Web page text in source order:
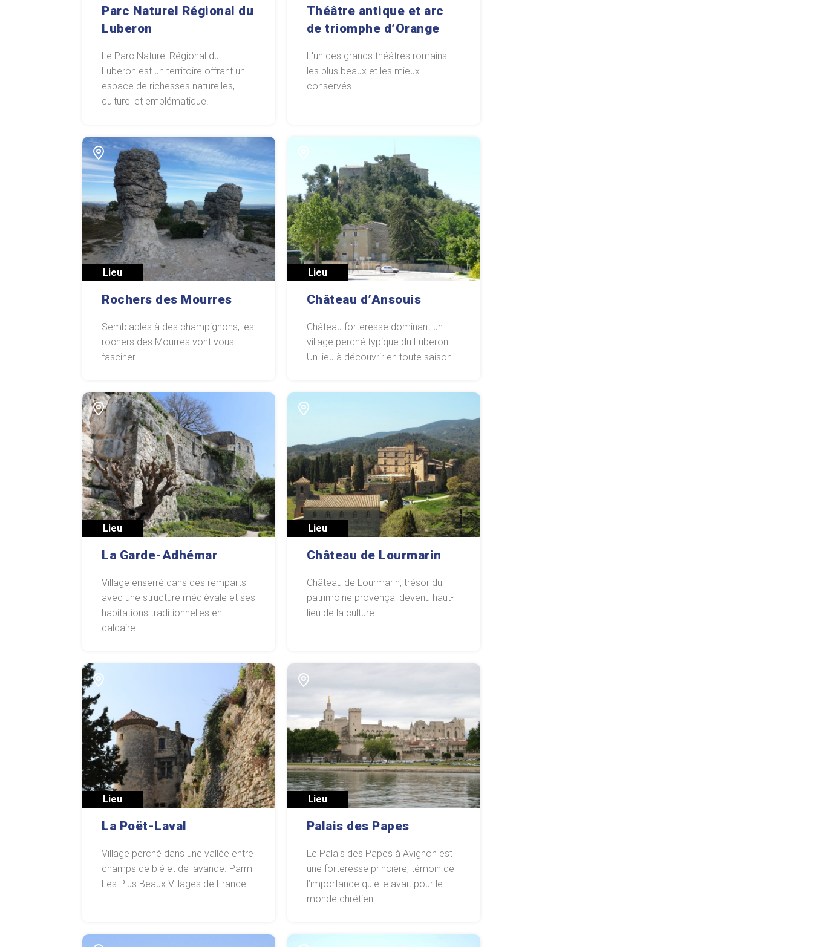
Parc Naturel Régional du
Luberon
Le Parc Naturel Régional du
Luberon est un territoire offrant un
espace de richesses naturelles,
culturel et emblématique.
Théâtre antique et arc
de triomphe d’Orange
L'un des grands théâtres romains
les plus beaux et les mieux
conservés.
Lieu
Rochers des Mourres
Semblables à des champignons, les
rochers des Mourres vont vous
fasciner.
Lieu
Château d’Ansouis
Château forteresse dominant un
village perché typique du Luberon.
Un lieu à découvrir en toute saison !
Lieu
La Garde-Adhémar
Village enserré dans des remparts
avec une structure médiévale et ses
habitations traditionnelles en
calcaire.
Lieu
Château de Lourmarin
Château de Lourmarin, trésor du
patrimoine provençal devenu haut-
lieu de la culture.
Lieu
La Poët-Laval
Village perché dans une vallée entre
champs de blé et de lavande. Parmi
Les Plus Beaux Villages de France.
Lieu
Palais des Papes
Le Palais des Papes à Avignon est
une forteresse princière, témoin de
l’importance qu'elle avait pour le
monde chrétien.